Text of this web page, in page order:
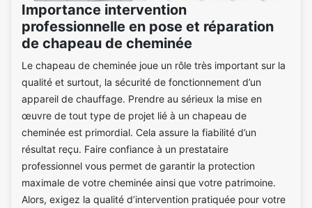
Importance intervention
professionnelle en pose et réparation
de chapeau de cheminée
Le chapeau de cheminée joue un rôle très important sur la
qualité et surtout, la sécurité de fonctionnement d’un
appareil de chauffage. Prendre au sérieux la mise en
œuvre de tout type de projet lié à un chapeau de
cheminée est primordial. Cela assure la fiabilité d’un
résultat reçu. Faire confiance à un prestataire
professionnel vous permet de garantir la protection
maximale de votre cheminée ainsi que votre patrimoine.
Alors, exigez la qualité d’intervention pratiquée pour votre